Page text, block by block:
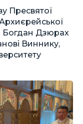
Пресвятої
Богдан Дзюрах
Виннику,